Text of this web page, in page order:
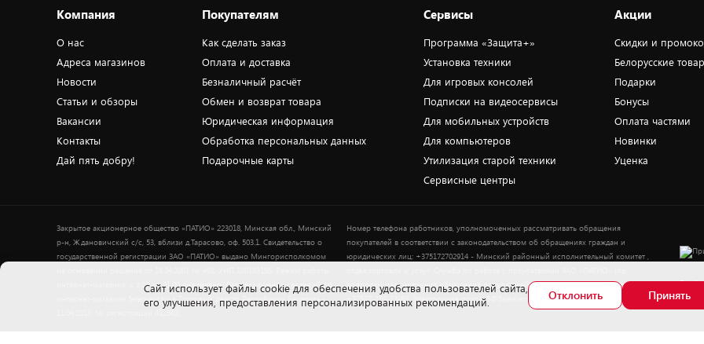
Компания
О нас
Адреса магазинов
Новости
Статьи и обзоры
Вакансии
Контакты
Дай пять добру!
Покупателям
Как сделать заказ
Оплата и доставка
Безналичный расчёт
Обмен и возврат товара
Юридическая информация
Обработка персональных данных
Подарочные карты
Сервисы
Программа «Защита+»
Установка техники
Для игровых консолей
Подписки на видеосервисы
Для мобильных устройств
Для компьютеров
Утилизация старой техники
Сервисные центры
Акции
Скидки и
Белорусские
Подарки
Бонусы
Оплата частями
Новинки
Уценка
Закрытое акционерное общество «ПАТИО» 223018, Минская обл., Минский
р-н, Ждановичский с/с, 53, вблизи д.Тарасово, оф. 503.1. Свидетельство о
государственной регистрации ЗАО «ПАТИО» выдано Мингорисполкомом
интернет-магазина: с 9.00 до 21.00 ежедневно. Дата включения сведений об
интернет-магазине 5element.by в Торговый реестр Республики Беларусь -
Номер телефона работников, уполномоченных рассматривать обращения
покупателей в соответствии с законодательством об обращениях граждан и
юридических лиц: +375172702914 - Минский районный исполнительный комитет ,
вопросам рассмотрения обращения покупателей о нарушении их прав): Тел.:
+37517-359-23-83. Электронная почта: 5@5element.by
Cайт использует файлы cookie для обеспечения удобства пользователей сайта,
его улучшения, предоставления персонализированных рекомендаций.
Отклонить Принять